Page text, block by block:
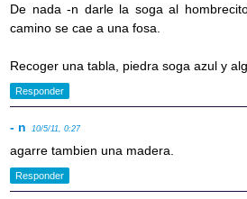
De nada -n darle la soga al
camino se cae a una fosa.
Recoger una tabla, piedra soga azul y
Responder
- n 10/5/11, 0:27
agarre tambien una madera.
Responder